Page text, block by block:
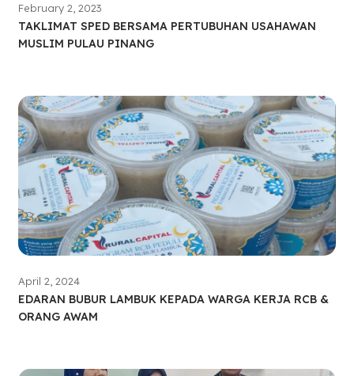
February 2, 2023
TAKLIMAT SPED BERSAMA PERTUBUHAN USAHAWAN
MUSLIM PULAU PINANG
April 2, 2024
EDARAN BUBUR LAMBUK KEPADA WARGA KERJA RCB &
ORANG AWAM